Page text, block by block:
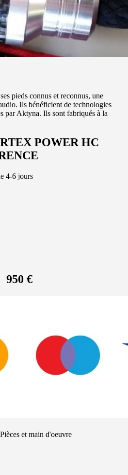
pieds connus et reconnus, une
Ils bénéficient de technologies
par Aktyna. Ils sont fabriqués à la
POWER HC
4-6 jours
950 €
et main d'oeuvre